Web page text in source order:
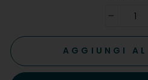
AGGIUNGI AL